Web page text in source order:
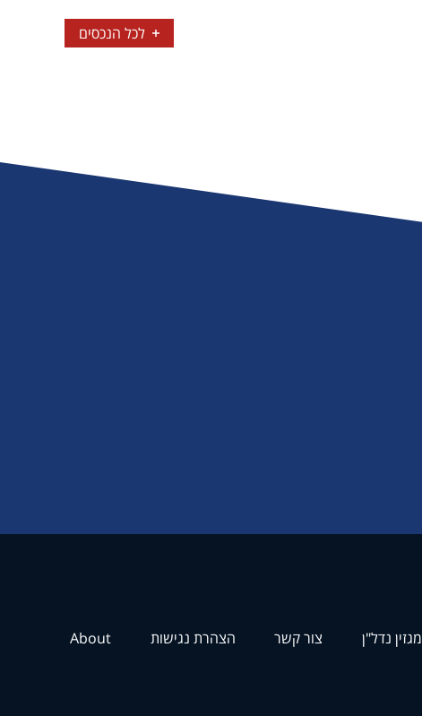
לכל הנכסים
מגזין נדל"ן צור קשר הצהרת נגישות About